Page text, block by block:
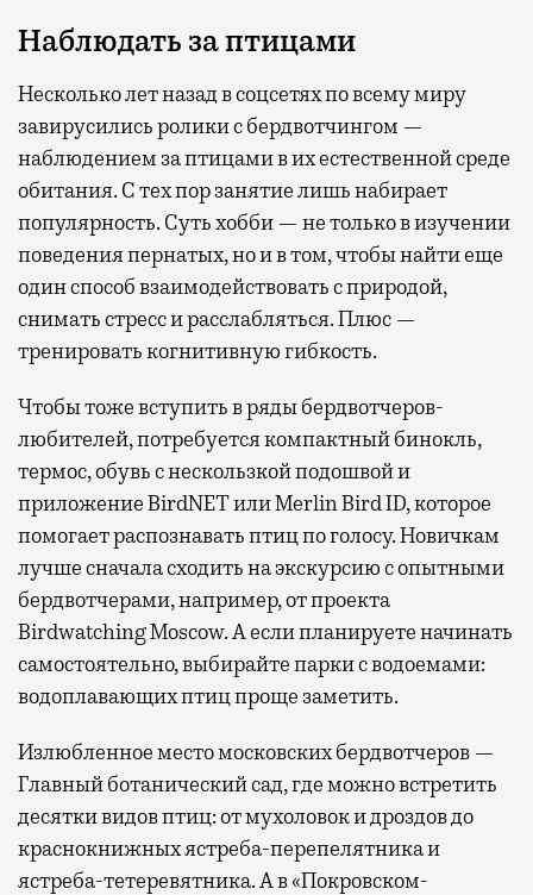
Наблюдать за птицами
Несколько лет назад в соцсетях по всему миру
завирусились ролики с бердвотчингом —
наблюдением за птицами в их естественной среде
обитания. С тех пор занятие лишь набирает
популярность. Суть хобби — не только в изучении
поведения пернатых, но и в том, чтобы найти еще
один способ взаимодействовать с природой,
снимать стресс и расслабляться. Плюс —
тренировать когнитивную гибкость.
Чтобы тоже вступить в ряды бердвотчеров-
любителей, потребуется компактный бинокль,
термос, обувь с нескользкой подошвой и
приложение BirdNET или Merlin Bird ID, которое
помогает распознавать птиц по голосу. Новичкам
лучше сначала сходить на экскурсию с опытными
бердвотчерами, например, от проекта
Birdwatching Moscow. А если планируете начинать
самостоятельно, выбирайте парки с водоемами:
водоплавающих птиц проще заметить.
Излюбленное место московских бердвотчеров —
Главный ботанический сад, где можно встретить
десятки видов птиц: от мухоловок и дроздов до
краснокнижных ястреба-перепелятника и
ястреба-тетеревятника. А в «Покровском-